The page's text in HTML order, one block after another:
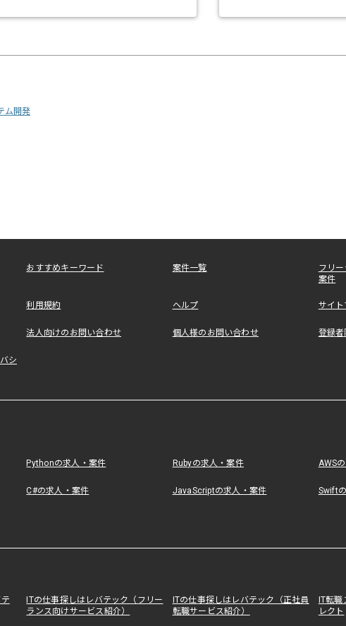
ム開発
おすすめキーワード 案件一覧
フリ
案件
利用規約 ヘルプ サイ
法人向けのお問い合わせ 個人様のお問い合わせ 登録者
シ
Pythonの求人・案件 Rubyの求人・案件 AWS
C#の求人・案件 JavaScriptの求人・案件 Swift
ITの仕事探しはレバテック（フリー
ランス向けサービス紹介）
ITの仕事探しはレバテック（正社員
転職サービス紹介）
IT転
レクト